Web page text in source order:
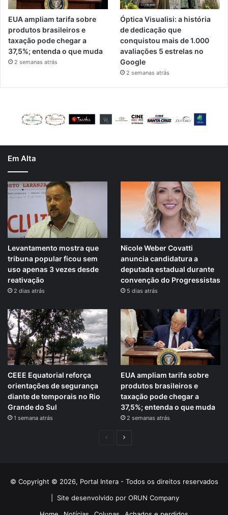
EUA ampliam tarifa sobre
produtos brasileiros e
taxação pode chegar a
37,5%; entenda o que muda
2 semanas atrás
Óptica Visualisi: a história
de dedicação que
conquistou mais de 1.000
avaliações 5 estrelas no
Google
2 semanas atrás
Em Alta
Levantamento mostra que
tribuna popular ficou sem
uso apenas 3 vezes desde
reativação
2 dias atrás
Nicole Weber Covatti
anuncia candidatura a
deputada estadual durante
convenção do Progressistas
5 dias atrás
CEEE Equatorial reforça
orientações de segurança
diante de temporais no Rio
Grande do Sul
1 semana atrás
EUA ampliam tarifa sobre
produtos brasileiros e
taxação pode chegar a
37,5%; entenda o que muda
2 semanas atrás
PáginaPróxima
© Copyright © 2026, Portal Intera - Todos os direitos reservados
Site desenvolvido por ORUN Company